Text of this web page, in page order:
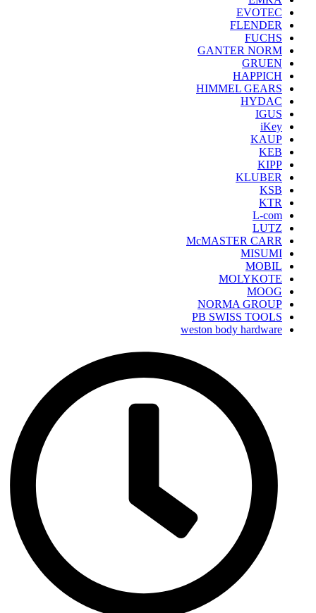
EVOTEC
FLENDER
FUCHS
GANTER NORM
GRUEN
HAPPICH
HIMMEL GEARS
HYDAC
IGUS
iKey
KAUP
KEB
KIPP
KLUBER
KSB
KTR
L-com
LUTZ
McMASTER CARR
MISUMI
MOBIL
MOLYKOTE
MOOG
NORMA GROUP
PB SWISS TOOLS
weston body hardware